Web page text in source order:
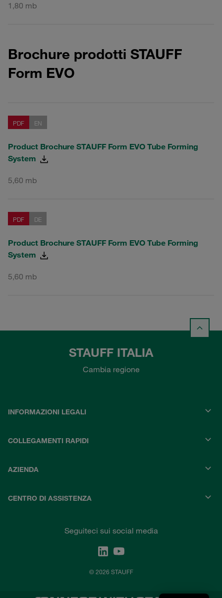
1,80 mb
Brochure prodotti STAUFF
Form EVO
PDF EN
Product Brochure STAUFF Form EVO Tube Forming
System
5,60 mb
PDF DE
Product Brochure STAUFF Form EVO Tube Forming
System
5,60 mb
STAUFF ITALIA
Cambia regione
INFORMAZIONI LEGALI
COLLEGAMENTI RAPIDI
AZIENDA
CENTRO DI ASSISTENZA
Seguiteci sui social media
© 2026 STAUFF